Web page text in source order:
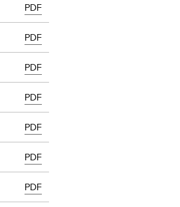
PDF
PDF
PDF
PDF
PDF
PDF
PDF